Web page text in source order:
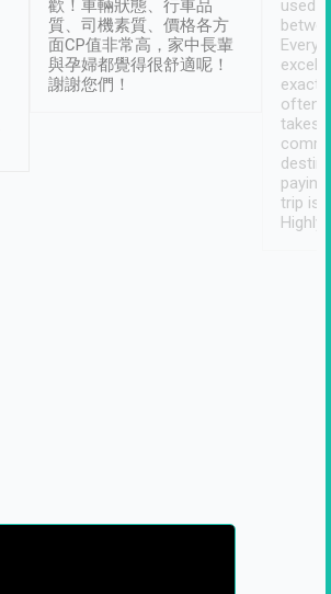
歡！車輛狀態、行車品
質、司機素質、價格各方
面CP值非常高，家中長輩
與孕婦都覺得很舒適呢！
謝謝您們！
used
Every
often
takes
paying
trip is
Highly